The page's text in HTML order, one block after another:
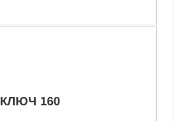
КЛЮЧ 160